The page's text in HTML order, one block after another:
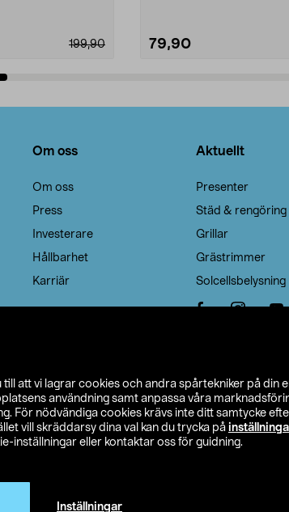
till att vi lagrar cookies och andra spårtekniker på din
användning samt anpassa våra
För nödvändiga cookies krävs inte ditt samtycke
vill skräddarsy dina val kan du trycka på
inställningar eller kontaktar oss för guidning.
Inställningar
199,90 79,90
Om oss
Om oss
Press
Investerare
Hållbarhet
Karriär
Aktuellt
Presenter
Städ & rengöring
Grillar
Grästrimmer
Solcellsbelysning